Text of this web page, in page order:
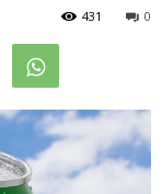
0
431